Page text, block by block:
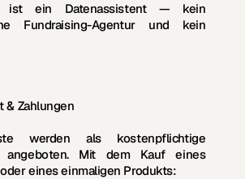
ist ein Datenassistent — kein
Fundraising-Agentur und kein
& Zahlungen
werden als kostenpflichtige
angeboten. Mit dem Kauf eines
eines einmaligen Produkts: